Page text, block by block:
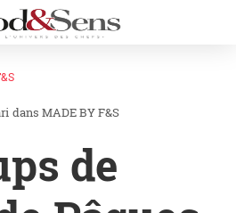
dans MADE BY F&S
de